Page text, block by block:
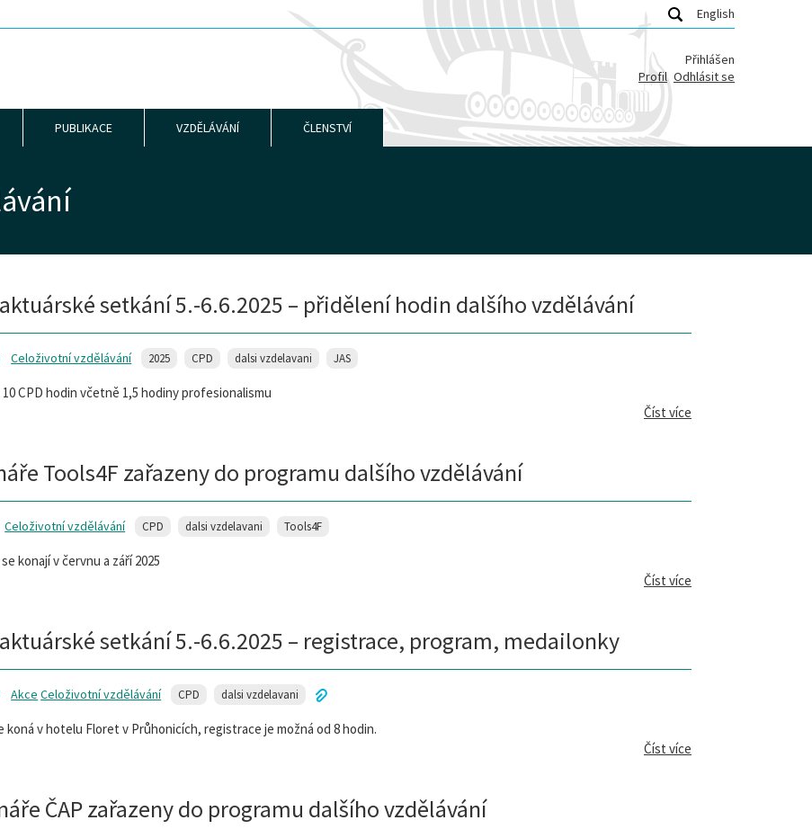
English
Přihlášen
Profil Odhlásit se
PUBLIKACE VZDĚLÁVÁNÍ ČLENSTVÍ
setkání 5.-6.6.2025 – přidělení hodin dalšího vzdělávání
Celoživotní vzdělávání 2025 CPD dalsi vzdelavani JAS
CPD hodin včetně 1,5 hodiny profesionalismu
Číst více
Tools4F zařazeny do programu dalšího vzdělávání
Celoživotní vzdělávání CPD dalsi vzdelavani Tools4F
konají v červnu a září 2025
Číst více
setkání 5.-6.6.2025 – registrace, program, medailonky
Akce Celoživotní vzdělávání CPD dalsi vzdelavani
koná v hotelu Floret v Průhonicích, registrace je možná od 8 hodin.
Číst více
ČAP zařazeny do programu dalšího vzdělávání